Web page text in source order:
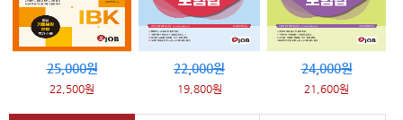
25,000원
22,500원
22,000원
19,800원
24,000원
21,600원